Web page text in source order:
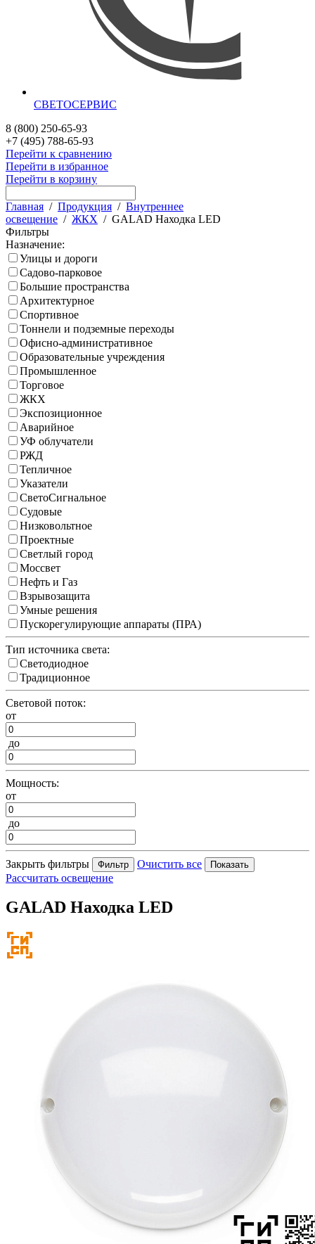
СВЕТОСЕРВИС
8 (800) 250-65-93
+7 (495) 788-65-93
Перейти к сравнению
Перейти в избранное
Перейти в корзину
Главная / Продукция / Внутреннее
освещение / ЖКХ / GALAD Находка LED
Фильтры
Назначение:
Улицы и дороги
Садово-парковое
Большие пространства
Архитектурное
Спортивное
Тоннели и подземные переходы
Офисно-административное
Образовательные учреждения
Промышленное
Торговое
ЖКХ
Экспозиционное
Аварийное
УФ облучатели
РЖД
Тепличное
Указатели
СветоСигнальное
Судовые
Низковольтное
Проектные
Светлый город
Моссвет
Нефть и Газ
Взрывозащита
Умные решения
Пускорегулирующие аппараты (ПРА)
Тип источника света:
Светодиодное
Традиционное
Световой поток:
от
до
Мощность:
от
до
Закрыть фильтры
Очистить все
Рассчитать освещение
GALAD Находка LED